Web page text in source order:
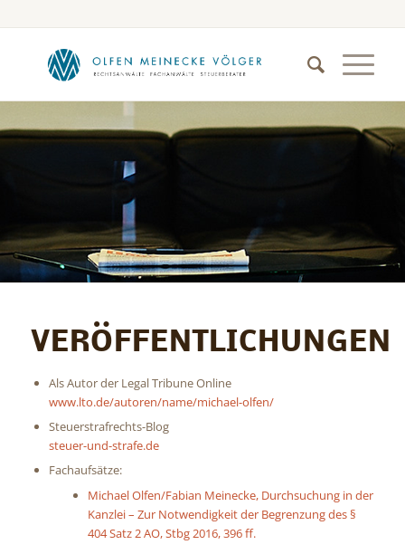
VERÖFFENTLICHUNGEN
Als Autor der Legal Tribune Online
www.lto.de/autoren/name/michael-olfen/
Steuerstrafrechts-Blog
steuer-und-strafe.de
Fachaufsätze:
Michael Olfen/Fabian Meinecke, Durchsuchung in der
Kanzlei – Zur Notwendigkeit der Begrenzung des §
404 Satz 2 AO, Stbg 2016, 396 ff.